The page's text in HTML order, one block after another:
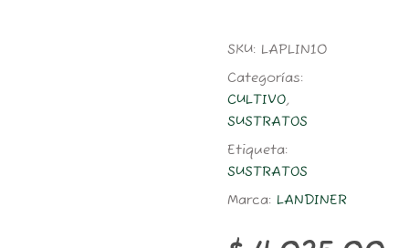
SKU: LAPLIN10
Categorías:
CULTIVO,
SUSTRATOS
Etiqueta:
SUSTRATOS
Marca:LANDINER